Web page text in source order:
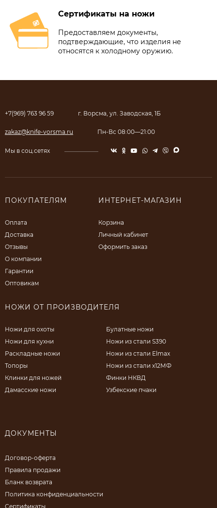
Сертификаты на ножи
Предоставляем документы,
подтверждающие, что изделия не
относятся к холодному оружию.
+7(969) 763 96 59 г. Ворсма, ул. Заводская, 1Б
zakaz@knife-vorsma.ru Пн-Вс 08:00—21:00
Мы в соц.сетях
ПОКУПАТЕЛЯМ
Оплата
Доставка
Отзывы
О компании
Гарантии
Оптовикам
ИНТЕРНЕТ-МАГАЗИН
Корзина
Личный кабинет
Оформить заказ
НОЖИ ОТ ПРОИЗВОДИТЕЛЯ
Ножи для охоты
Ножи для кухни
Раскладные ножи
Топоры
Клинки для ножей
Дамасские ножи
Булатные ножи
Ножи из стали S390
Ножи из стали Elmax
Ножи из стали х12МФ
Финки НКВД
Узбекские пчаки
ДОКУМЕНТЫ
Договор-оферта
Правила продажи
Бланк возврата
Политика конфиденциальности
Сертификаты